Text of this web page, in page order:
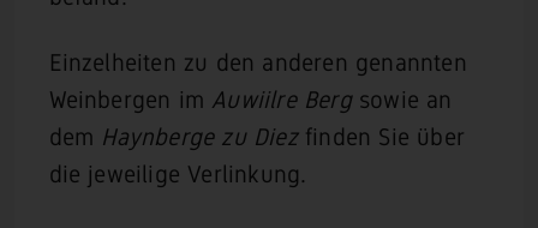
Einzelheiten zu den anderen genannten
Weinbergen im Auwiilre Berg sowie an
dem Haynberge zu Diezfinden Sie über
die jeweilige Verlinkung.